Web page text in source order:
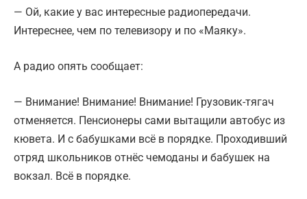
— Ой, какие у вас интересные радиопередачи.
Интереснее, чем по телевизору и по «Маяку».
А радио опять сообщает:
— Внимание! Внимание! Внимание! Грузовик-тягач
отменяется. Пенсионеры сами вытащили автобус из
кювета. И с бабушками всё в порядке. Проходивший
отряд школьников отнёс чемоданы и бабушек на
вокзал. Всё в порядке.